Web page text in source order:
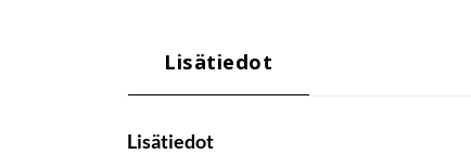
Lisätiedot
Lisätiedot